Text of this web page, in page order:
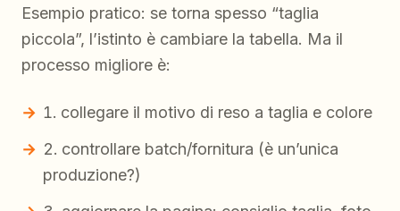
Esempio pratico: se torna spesso “taglia
piccola”, l’istinto è cambiare la tabella. Ma il
processo migliore è:
collegare il motivo di reso a taglia e colore
controllare batch/fornitura (è un’unica
produzione?)